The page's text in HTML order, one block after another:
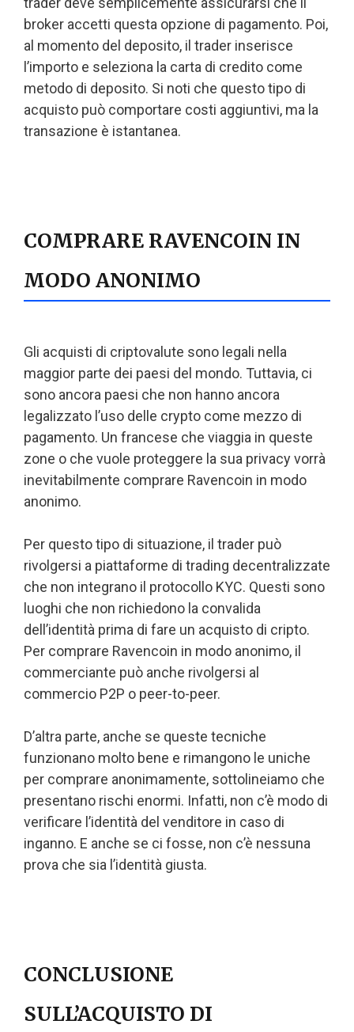
broker accetti questa opzione di pagamento. Poi,
al momento del deposito, il trader inserisce
l’importo e seleziona la carta di credito come
metodo di deposito. Si noti che questo tipo di
acquisto può comportare costi aggiuntivi, ma la
transazione è istantanea.
COMPRARE RAVENCOIN IN
MODO ANONIMO
Gli acquisti di criptovalute sono legali nella
maggior parte dei paesi del mondo. Tuttavia, ci
sono ancora paesi che non hanno ancora
legalizzato l’uso delle crypto come mezzo di
pagamento. Un francese che viaggia in queste
zone o che vuole proteggere la sua privacy vorrà
inevitabilmente comprare Ravencoin in modo
anonimo.
Per questo tipo di situazione, il trader può
rivolgersi a piattaforme di trading decentralizzate
che non integrano il protocollo KYC. Questi sono
luoghi che non richiedono la convalida
dell’identità prima di fare un acquisto di cripto.
Per comprare Ravencoin in modo anonimo, il
commerciante può anche rivolgersi al
commercio P2P o peer-to-peer.
D’altra parte, anche se queste tecniche
funzionano molto bene e rimangono le uniche
per comprare anonimamente, sottolineiamo che
presentano rischi enormi. Infatti, non c’è modo di
verificare l’identità del venditore in caso di
inganno. E anche se ci fosse, non c’è nessuna
prova che sia l’identità giusta.
CONCLUSIONE
SULL’ACQUISTO DI